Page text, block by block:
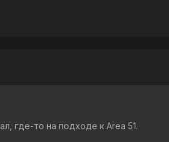
где-то на подходе к Area 51.